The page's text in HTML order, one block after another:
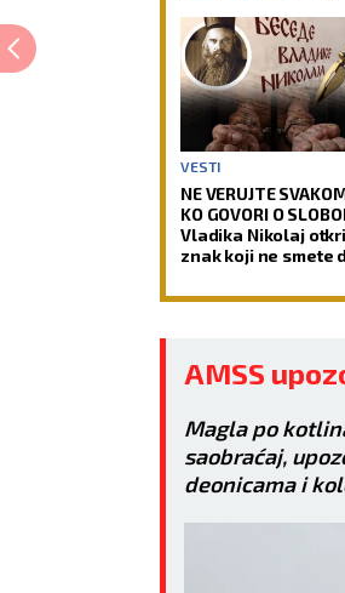
VESTI
NE VERUJTE
KO GOVORI O
Vladika Nikolaj
znak koji ne smete
AMSS
Magla po
saobraćaj,
deonicama i